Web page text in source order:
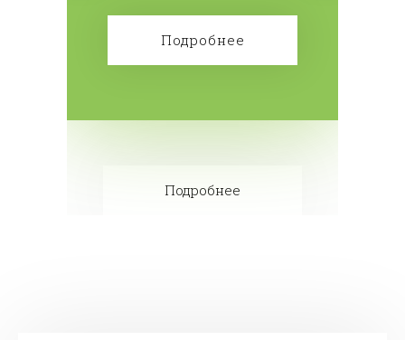
доставку и монтаж
бесплатно! Сделайте заказ!
Подробнее
Подробнее